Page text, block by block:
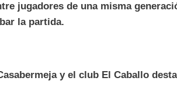
jugadores de una misma
la partida.
y el club El Caballo